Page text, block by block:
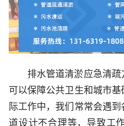
排水管道清淤应急清疏
可以保障公共卫生和城市
际工作中，我们常常会遇
道设计不合理等，导致工